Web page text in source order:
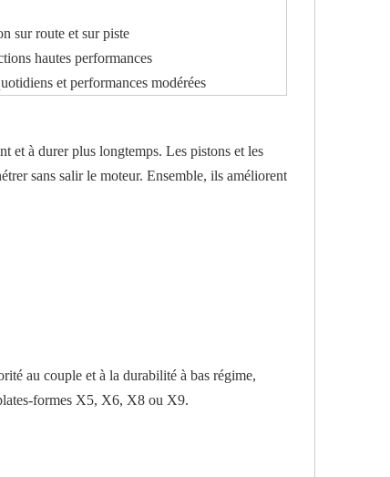
sur route et sur piste
hautes performances
et performances modérées
et à durer plus longtemps. Les pistons et les
sans salir le moteur. Ensemble, ils améliorent
au couple et à la durabilité à bas régime,
formes X5, X6, X8 ou X9.